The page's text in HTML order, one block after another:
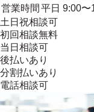
営業時間 平日 9:00〜
土日祝相談可
初回相談無料
当日相談可
後払いあり
分割払いあり
電話相談可